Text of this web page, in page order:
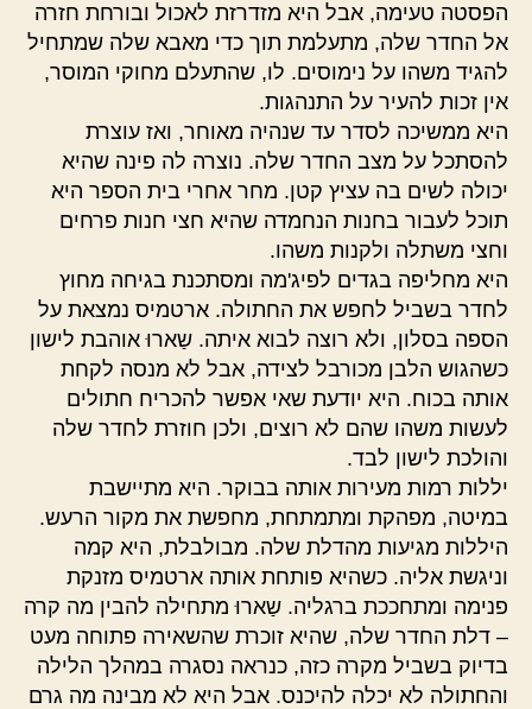
הפסטה טעימה, אבל היא מזדרזת לאכול ובורחת חזרה
אל החדר שלה, מתעלמת תוך כדי מאבא שלה שמתחיל
להגיד משהו על נימוסים. לו, שהתעלם מחוקי המוסר,
אין זכות להעיר על התנהגות.
היא ממשיכה לסדר עד שנהיה מאוחר, ואז עוצרת
להסתכל על מצב החדר שלה. נוצרה לה פינה שהיא
יכולה לשים בה עציץ קטן. מחר אחרי בית הספר היא
תוכל לעבור בחנות הנחמדה שהיא חצי חנות פרחים
וחצי משתלה ולקנות משהו.
היא מחליפה בגדים לפיג'מה ומסתכנת בגיחה מחוץ
לחדר בשביל לחפש את החתולה. ארטמיס נמצאת על
הספה בסלון, ולא רוצה לבוא איתה. שַארוּ אוהבת לישון
כשהגוש הלבן מכורבל לצידה, אבל לא מנסה לקחת
אותה בכוח. היא יודעת שאי אפשר להכריח חתולים
לעשות משהו שהם לא רוצים, ולכן חוזרת לחדר שלה
והולכת לישון לבד.
יללות רמות מעירות אותה בבוקר. היא מתיישבת
במיטה, מפהקת ומתמתחת, מחפשת את מקור הרעש.
היללות מגיעות מהדלת שלה. מבולבלת, היא קמה
וניגשת אליה. כשהיא פותחת אותה ארטמיס מזנקת
פנימה ומתחככת ברגליה. שַארוּ מתחילה להבין מה קרה
– דלת החדר שלה, שהיא זוכרת שהשאירה פתוחה מעט
בדיוק בשביל מקרה כזה, כנראה נסגרה במהלך הלילה
והחתולה לא יכלה להיכנס. אבל היא לא מבינה מה גרם